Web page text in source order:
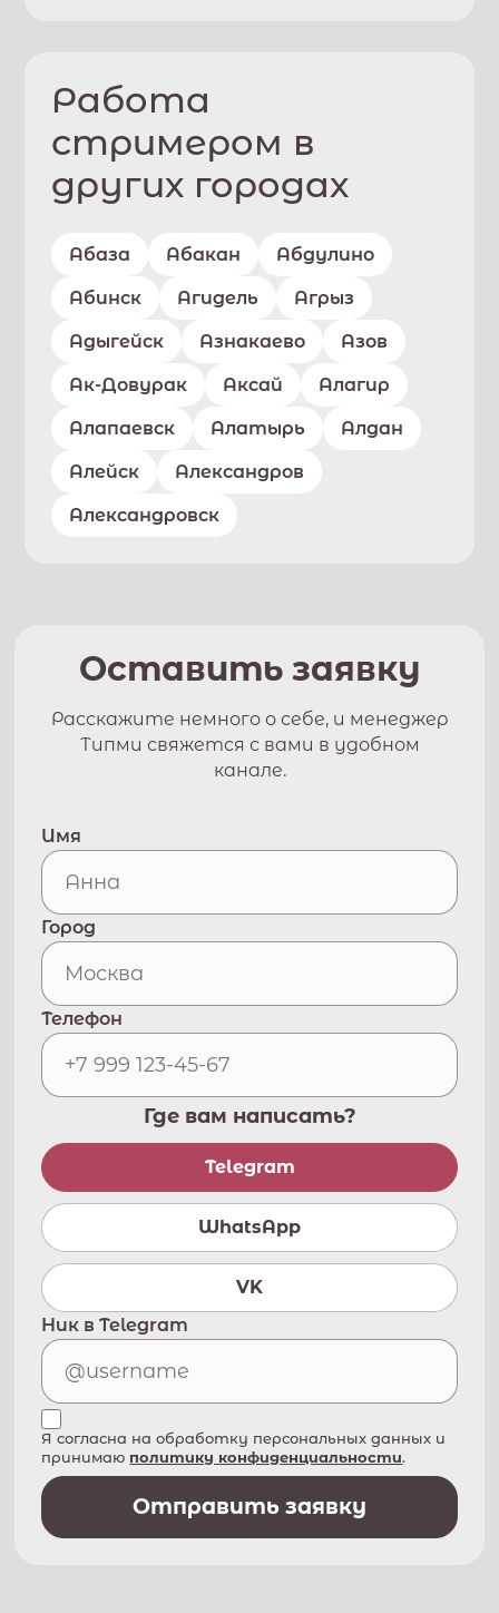
Работа
стримером в
других городах
Абаза Абакан Абдулино
Абинск Агидель Агрыз
Адыгейск Азнакаево Азов
Ак-Довурак Аксай Алагир
Алапаевск Алатырь Алдан
Алейск Александров
Александровск
Оставить заявку
Расскажите немного о себе, и менеджер
Типми свяжется с вами в удобном
канале.
Имя
Город
Телефон
Где вам написать?
Telegram
WhatsApp
VK
Ник в Telegram
Я согласна на обработку персональных данных и
принимаю политику конфиденциальности.
Отправить заявку